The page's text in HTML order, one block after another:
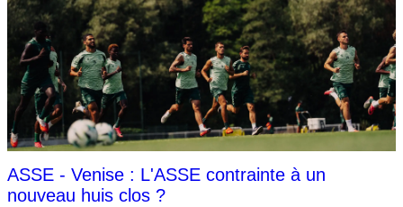
ASSE - Venise : L'ASSE contrainte à un
nouveau huis clos ?